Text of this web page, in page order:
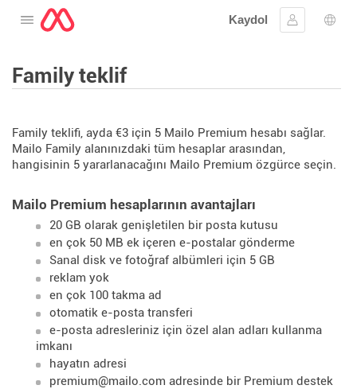
Menüyü aç
Kaydol
Oturum aç
Dil
Family teklif
Family teklifi, ayda €3 için 5 Mailo Premium hesabı sağlar.
Mailo Family alanınızdaki tüm hesaplar arasından,
hangisinin 5 yararlanacağını Mailo Premium özgürce seçin.
Mailo Premium hesaplarının avantajları
20 GB olarak genişletilen bir posta kutusu
en çok 50 MB ek içeren e-postalar gönderme
Sanal disk ve fotoğraf albümleri için 5 GB
reklam yok
en çok 100 takma ad
otomatik e-posta transferi
e-posta adresleriniz için özel alan adları kullanma
imkanı
hayatın adresi
premium@mailo.com adresinde bir Premium destek